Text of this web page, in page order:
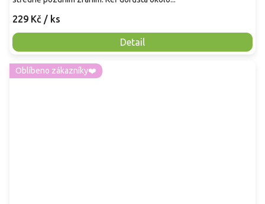
229 Kč / ks
Detail
Oblíbeno zákazníky❤️